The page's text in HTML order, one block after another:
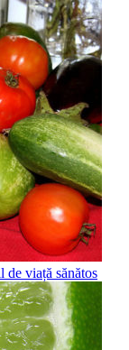
de viață sănătos